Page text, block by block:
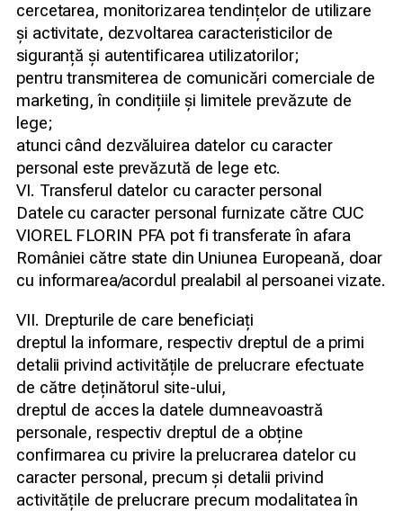
cercetarea, monitorizarea tendințelor de utilizare
și activitate, dezvoltarea caracteristicilor de
siguranță și autentificarea utilizatorilor;
pentru transmiterea de comunicări comerciale de
marketing, în condițiile și limitele prevăzute de
lege;
atunci când dezvăluirea datelor cu caracter
personal este prevăzută de lege etc.
VI. Transferul datelor cu caracter personal
Datele cu caracter personal furnizate către CUC
VIOREL FLORIN PFA pot fi transferate în afara
României către state din Uniunea Europeană, doar
cu informarea/acordul prealabil al persoanei vizate.
VII. Drepturile de care beneficiați
dreptul la informare, respectiv dreptul de a primi
detalii privind activitățile de prelucrare efectuate
de către deținătorul site-ului,
dreptul de acces la datele dumneavoastră
personale, respectiv dreptul de a obține
confirmarea cu privire la prelucrarea datelor cu
caracter personal, precum și detalii privind
activitățile de prelucrare precum modalitatea în